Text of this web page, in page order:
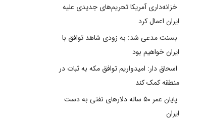
خزانه‌داری آمریکا تحریم‌های جدیدی علیه
ایران اعمال کرد
بسنت مدعی شد: به زودی شاهد توافق با
ایران خواهیم بود
اسحاق دار: امیدواریم توافق مکه به ثبات در
منطقه کمک کند
پایان عمر ۵۰ ساله دلارهای نفتی به دست
ایران